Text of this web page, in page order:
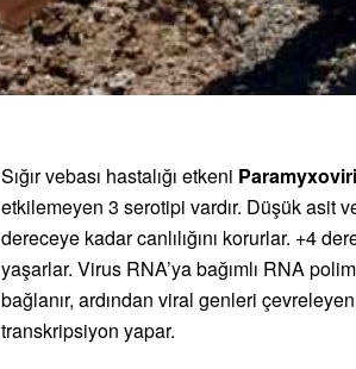
Sığır vebası hastalığı etkeni
etkilemeyen 3 serotipi vardır. Düşük asit
dereceye kadar canlılığını korurlar. +4
yaşarlar. Virus RNA’ya bağımlı RNA
bağlanır, ardından viral genleri
transkripsiyon yapar.